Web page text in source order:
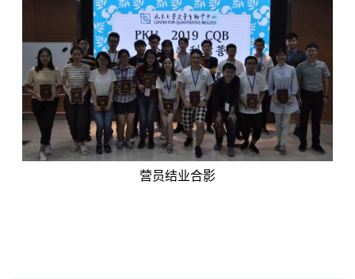
营员结业合影